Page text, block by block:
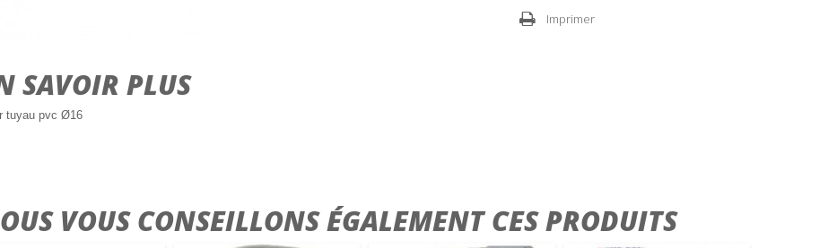
Imprimer
SAVOIR PLUS
tuyau pvc Ø16
VOUS CONSEILLONS ÉGALEMENT CES PRODUITS